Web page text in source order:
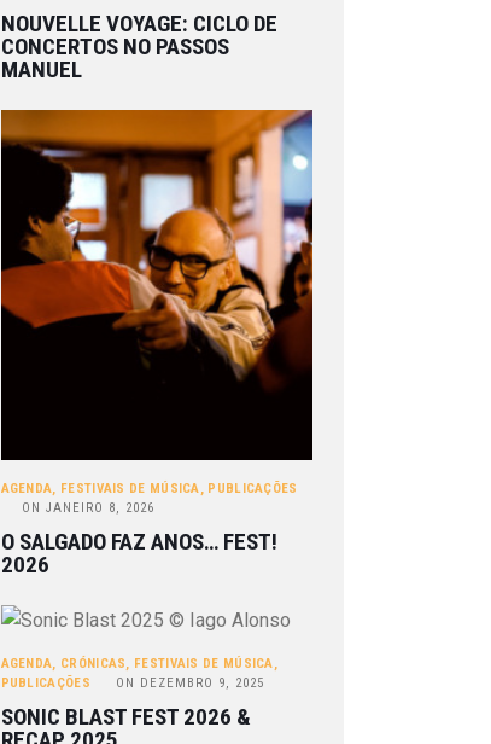
NOUVELLE VOYAGE: CICLO DE
CONCERTOS NO PASSOS
MANUEL
AGENDA, FESTIVAIS DE MÚSICA, PUBLICAÇÕES
ON JANEIRO 8, 2026
O SALGADO FAZ ANOS… FEST!
2026
AGENDA, CRÓNICAS, FESTIVAIS DE MÚSICA,
PUBLICAÇÕES
ON DEZEMBRO 9, 2025
SONIC BLAST FEST 2026 &